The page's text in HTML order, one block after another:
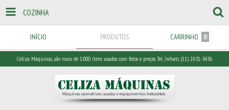
COZINHA
INÍCIO PRODUTOS CARRINHO 0
Celiza Máquinas, são mais de 1.000 itens usados com fotos e preços. Tel /whats (11) 2631-3436